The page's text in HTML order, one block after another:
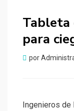
para
por
Ingenieros